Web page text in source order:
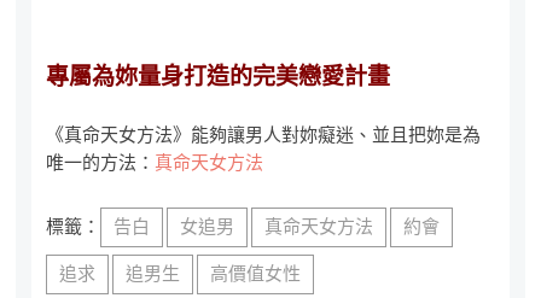
專屬為妳量身打造的完美戀愛計畫
《真命天女方法》能夠讓男人對妳癡迷、並且把妳是為
唯一的方法： 真命天女方法
標籤： 告白 女追男 真命天女方法 約會
追求 追男生 高價值女性